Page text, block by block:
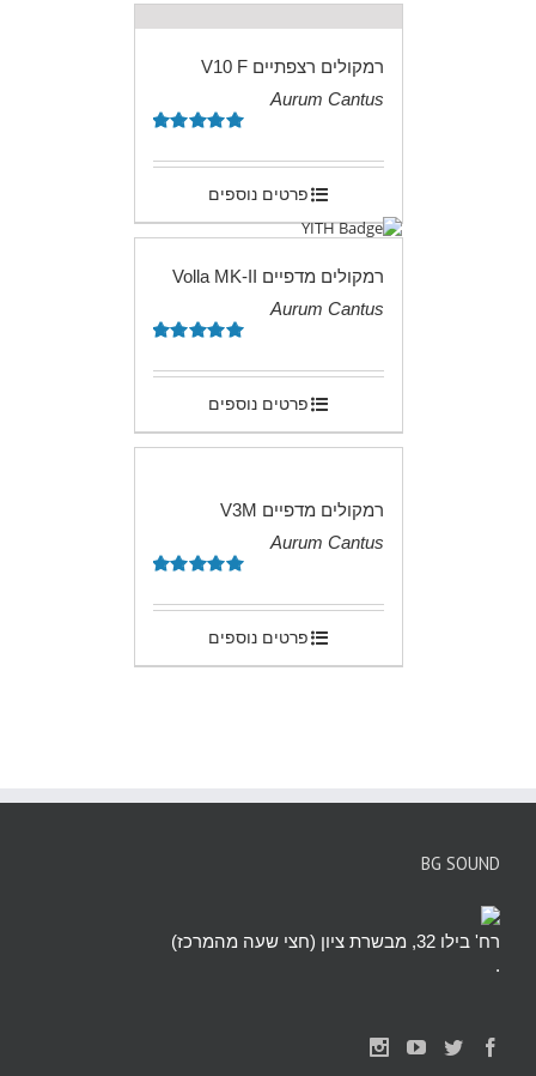
רמקולים רצפתיים V10 F
Aurum Cantus
מתוך 5
פרטים נוספים
רמקולים מדפיים Volla MK-II
Aurum Cantus
מתוך 5
פרטים נוספים
רמקולים מדפיים V3M
Aurum Cantus
מתוך 5
פרטים נוספים
BG SOUND
רח' בילו 32, מבשרת ציון (חצי שעה מהמרכז)
.